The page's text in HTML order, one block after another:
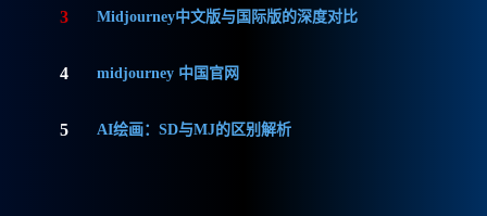
3 Midjourney中文版与国际版的深度对比
4 midjourney 中国官网
5 AI绘画：SD与MJ的区别解析